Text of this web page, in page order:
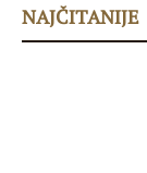
NAJČITANIJE